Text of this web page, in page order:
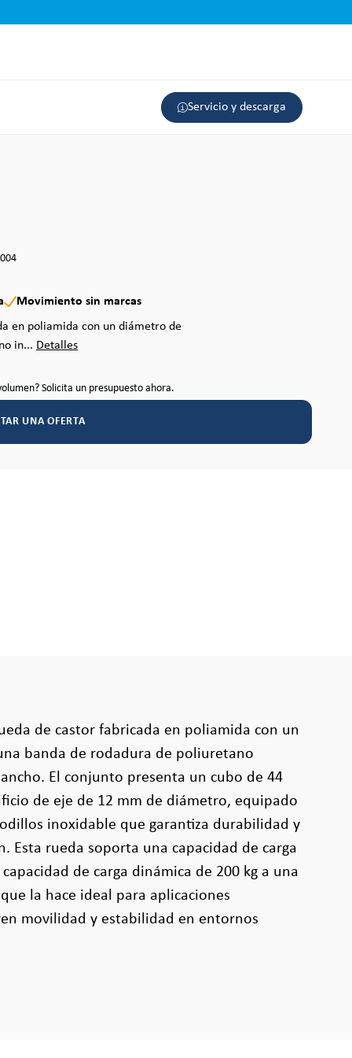
Servicio y descarga
Movimiento sin marcas
en poliamida con un diámetro de
in... Detalles
Solicita un presupuesto ahora.
UNA OFERTA
de castor fabricada en poliamida con un
banda de rodadura de poliuretano
El conjunto presenta un cubo de 44
de eje de 12 mm de diámetro, equipado
inoxidable que garantiza durabilidad y
Esta rueda soporta una capacidad de carga
de carga dinámica de 200 kg a una
la hace ideal para aplicaciones
movilidad y estabilidad en entornos